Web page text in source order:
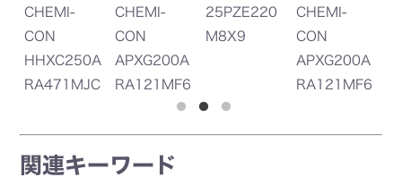
CHEMI-
CON
HHXC250A
RA471MJC
CHEMI-
CON
APXG200A
RA121MF6
25PZE220
M8X9
CHEMI-
CON
APXG200A
RA121MF6
関連キーワード